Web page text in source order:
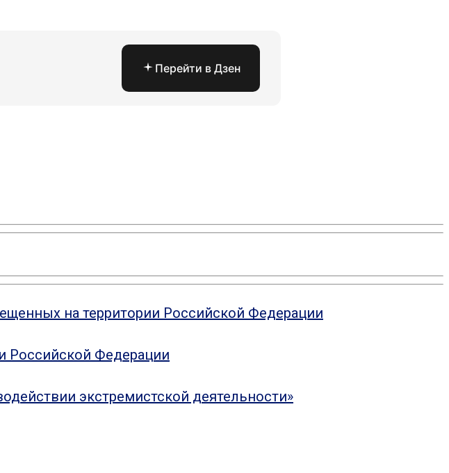
Перейти в Дзен
на территории Российской Федерации
Российской Федерации
экстремистской деятельности»